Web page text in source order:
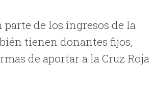
parte de los ingresos de la
tienen donantes fijos,
de aportar a la Cruz Roja